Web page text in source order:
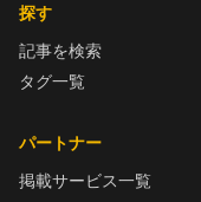
探す
記事を検索
タグ一覧
パートナー
掲載サービス一覧